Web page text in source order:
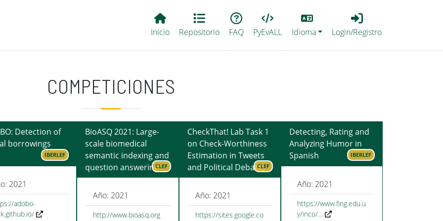
Main EvALL
Inicio Repositorio FAQ PyEvALL
Lang
Idioma
Login_Registro
Login/Registro
COMPETICIONES
Detection of
borrowings
IBERLEF
2021
adobo-
BioASQ 2021: Large-
scale biomedical
semantic indexing and
question answeringCLEF
Año: 2021
http://www.bioasq.org
CheckThat! Lab Task 1
on Check-Worthiness
Estimation in Tweets
and Political Debates
CLEF
Año: 2021
https://sites.google.co
Detecting, Rating and
Analyzing Humor in
Spanish
IBERLEF
Año: 2021
https://www.fing.edu.u
y/inco/…